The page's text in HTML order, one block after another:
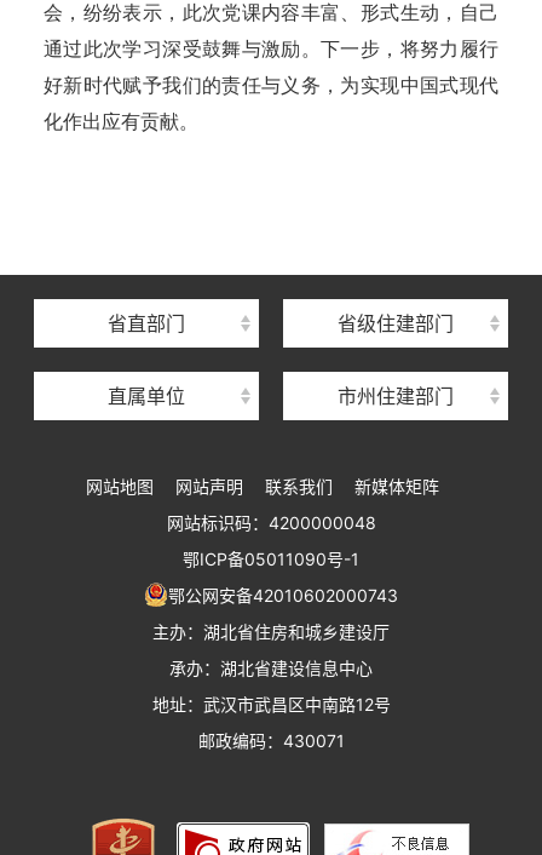
会，纷纷表示，此次党课内容丰富、形式生动，自己
通过此次学习深受鼓舞与激励。下一步，将努力履行
好新时代赋予我们的责任与义务，为实现中国式现代
化作出应有贡献。
省直部门 省级住建部门
直属单位
湖北省住房保障中心
湖北省建设工程质量安全监督总站
湖北省建设工程标准定额管理总站
湖北省住建厅执业资格注册中心
湖北省城乡建设发展中心
湖北城市建设职业技术学院
市州住建部门
网站地图 网站声明 联系我们
新媒体矩阵
网站标识码：4200000048
鄂ICP备05011090号-1
鄂公网安备42010602000743
主办：湖北省住房和城乡建设厅
承办：湖北省建设信息中心
地址：武汉市武昌区中南路12号
邮政编码：430071